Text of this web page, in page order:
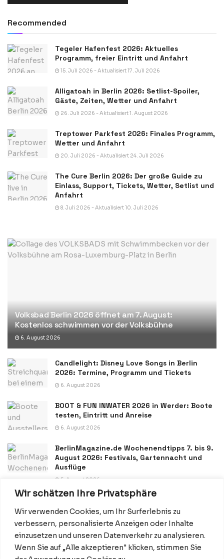
Wir schätzen Ihre Privatsphäre
Wir verwenden Cookies, um Ihr Surferlebnis zu
verbessern, personalisierte Anzeigen oder Inhalte
einzusetzen und unseren Datenverkehr zu analysieren.
Wenn Sie auf „Alle akzeptieren" klicken, stimmen Sie
Recommended
Tegeler Hafenfest 2026: Aktuelles
Programm, freier Eintritt und Anfahrt
15. Juli 2026 - Aktualisiert 17. Juli 2026
Alligatoah in Berlin 2026: Setlist-Spoiler,
Gäste, Zeiten, Wetter und Anfahrt
26. Juli 2026 - Aktualisiert 1. August 2026
Treptower Parkfest 2026: Finales Programm,
Wetter und Anfahrt
20. Juli 2026 - Aktualisiert 24. Juli 2026
The Cure Berlin 2026: Der große Guide zu
Einlass, Support, Tickets, Wetter, Setlist und
Anfahrt
8. Juli 2026 - Aktualisiert 10. Juli 2026
Volksbad Berlin 2026 öffnet am 7. August:
Kostenlos schwimmen vor der Volksbühne
6. August 2026
Candlelight: Disney Love Songs in Berlin
2026: Termine, Programm und Tickets
6. August 2026
BOOT & FUN INWATER 2026 in Werder: Boote
testen, Eintritt und Anreise
6. August 2026
BerlinMagazine.de Wochenendtipps 7. bis 9.
August 2026: Festivals, Gartennacht und
Ausflüge
5. August 2026
Datenschutzerklärung Impressum Startseite